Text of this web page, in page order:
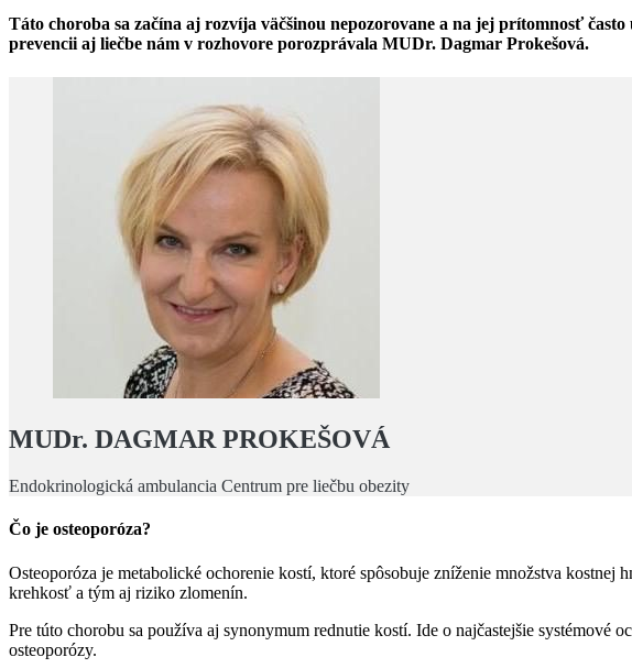
Táto choroba sa začína aj rozvíja väčšinou nepozorovane a na jej prítomnosť
prevencii aj liečbe nám v rozhovore porozprávala MUDr. Dagmar Prokešová.
MUDr. DAGMAR PROKEŠOVÁ
Endokrinologická ambulancia Centrum pre liečbu obezity
Čo je osteoporóza?
Osteoporóza je metabolické ochorenie kostí, ktoré spôsobuje zníženie množstva
krehkosť a tým aj riziko zlomenín.
Pre túto chorobu sa používa aj synonymum rednutie kostí. Ide o najčastejšie
osteoporózy.